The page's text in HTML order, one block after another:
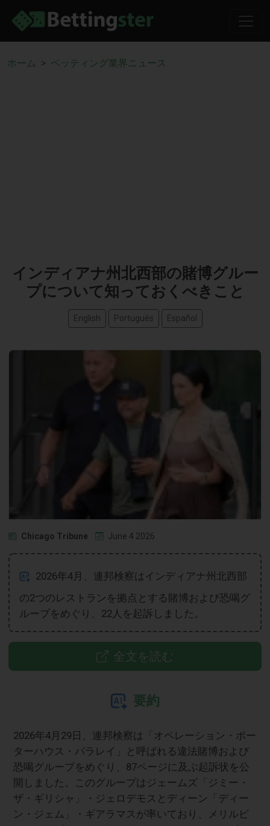
ホーム ベッティング業界ニュース
インディアナ州北西部の賭博グルー
プについて知っておくべきこと
English Português Español
Chicago Tribune June 4 2026
2026年4月、連邦検察はインディアナ州北西部
の2つのレストランを拠点とする賭博および恐喝グ
ループをめぐり、22人を起訴しました。
全文を読む
要約
2026年4月29日、連邦検察は「オペレーション・ポー
ターハウス・パラレイ」と呼ばれる違法賭博および
恐喝グループをめぐり、87ページに及ぶ起訴状を公
開しました。このグループはジェームズ「ジミー・
ザ・ギリシャ」・ジェロデモスとディーン「ディー
ン・ジェム」・ギアラマスが率いており、メリルビ